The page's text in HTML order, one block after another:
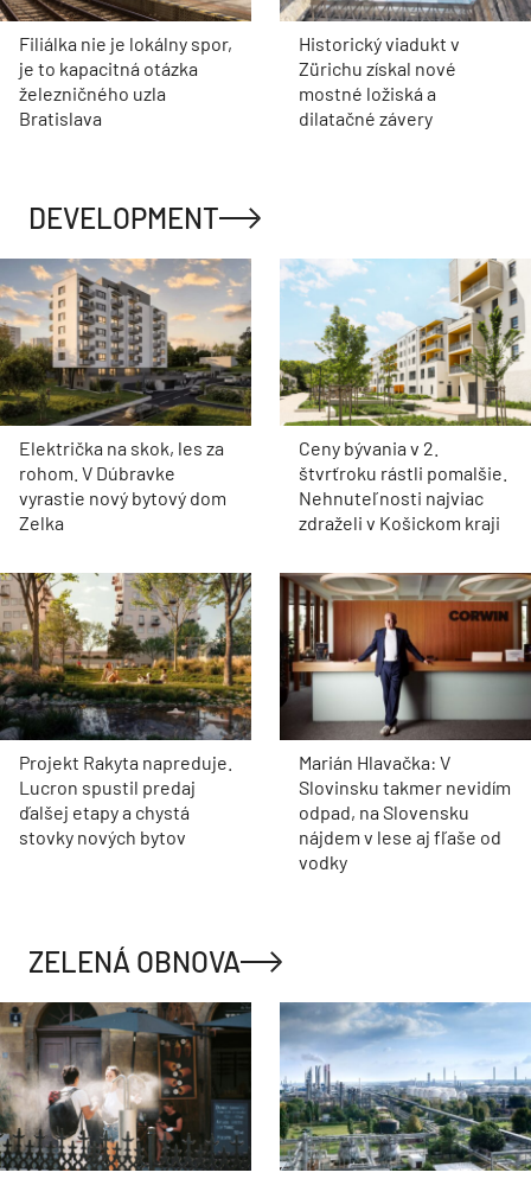
Filiálka nie je lokálny spor,
je to kapacitná otázka
železničného uzla
Bratislava
Historický viadukt v
Zürichu získal nové
mostné ložiská a
dilatačné závery
DEVELOPMENT
Električka na skok, les za
rohom. V Dúbravke
vyrastie nový bytový dom
Zelka
Ceny bývania v 2.
štvrťroku rástli pomalšie.
Nehnuteľnosti najviac
zdraželi v Košickom kraji
Projekt Rakyta napreduje.
Lucron spustil predaj
ďalšej etapy a chystá
stovky nových bytov
Marián Hlavačka: V
Slovinsku takmer nevidím
odpad, na Slovensku
nájdem v lese aj fľaše od
vodky
ZELENÁ OBNOVA